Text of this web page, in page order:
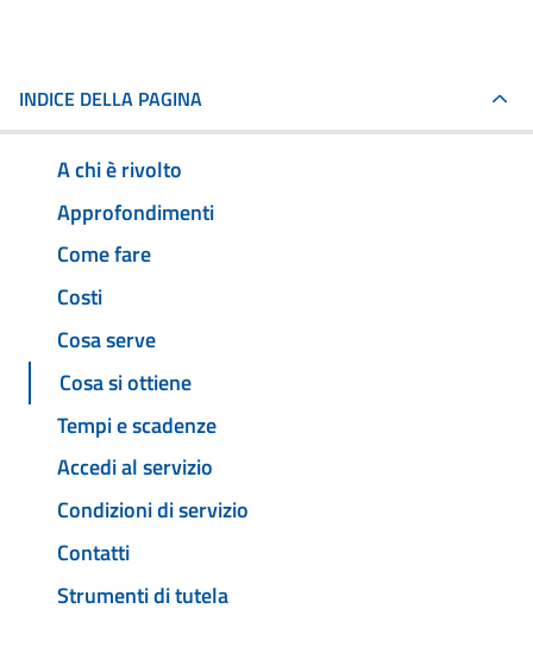
INDICE DELLA PAGINA
A chi è rivolto
Approfondimenti
Come fare
Costi
Cosa serve
Cosa si ottiene
Tempi e scadenze
Accedi al servizio
Condizioni di servizio
Contatti
Strumenti di tutela